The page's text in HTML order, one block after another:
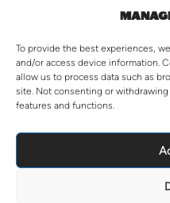
To provide the best experiences,
and/or access device information.
allow us to process data such as
site. Not consenting or
features and functions.
omdat ze er op…
READ MORE
5 jaar ago
© 2026 Stoke